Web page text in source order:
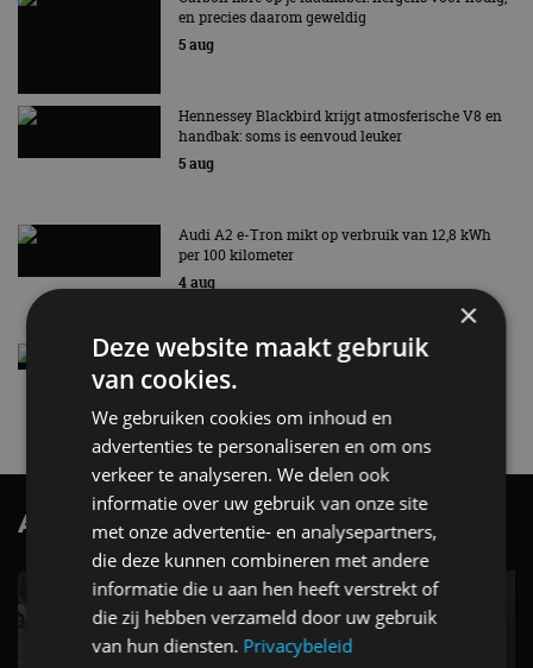
en precies daarom geweldig
5 aug
Hennessey Blackbird krijgt atmosferische V8 en
handbak: soms is eenvoud leuker
5 aug
Audi A2 e-Tron mikt op verbruik van 12,8 kWh
per 100 kilometer
4 aug
Elektrische Geely E2 (tijdelijk) net zo goedkoop
als een Renault Twingo
AutoRAI.nl TV SUBSCRIBE
×
Deze website maakt gebruik
van cookies.
We gebruiken cookies om inhoud en
advertenties te personaliseren en om ons
verkeer te analyseren. We delen ook
informatie over uw gebruik van onze site
met onze advertentie- en analysepartners,
die deze kunnen combineren met andere
informatie die u aan hen heeft verstrekt of
die zij hebben verzameld door uw gebruik
van hun diensten. Privacybeleid